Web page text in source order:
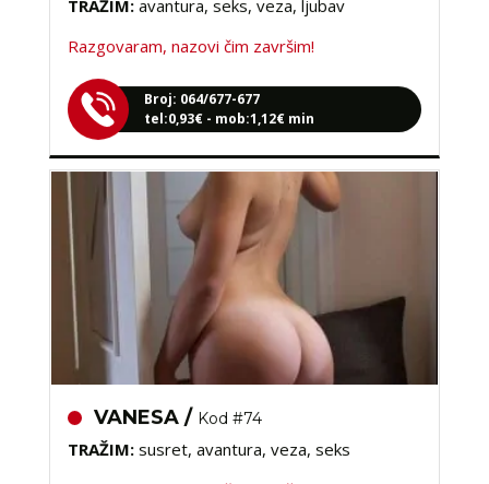
Broj: 064/677-677
tel:0,93€ - mob:1,12€ min
VANESA /
TRAŽIM: